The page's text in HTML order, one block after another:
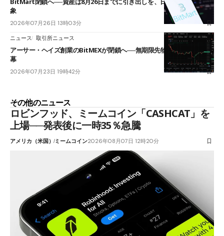
象
2026年07月26日 13時03分
ニュース 取引所ニュース
アーサー・ヘイズ創業のBitMEXが閉鎖へ──無期限先物を生んだ11年に
幕
2026年07月23日 19時42分
その他のニュース
ロビンフッド、ミームコイン「CASHCAT」を
上場──発表後に一時35％急騰
アメリカ（米国）ミームコイン2026年08月07日 12時20分